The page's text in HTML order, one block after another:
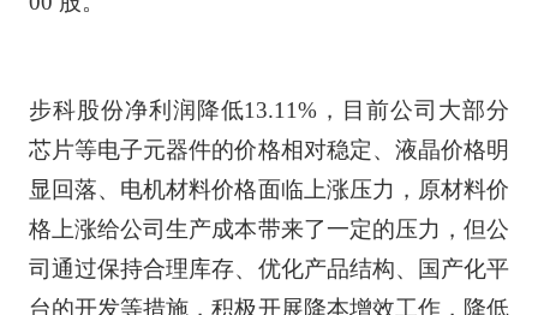
步科股份净利润降低13.11%，目前公司大部分
芯片等电子元器件的价格相对稳定、液晶价格明
显回落、电机材料价格面临上涨压力，原材料价
格上涨给公司生产成本带来了一定的压力，但公
司通过保持合理库存、优化产品结构、国产化平
台的开发等措施，积极开展降本增效工作，降低